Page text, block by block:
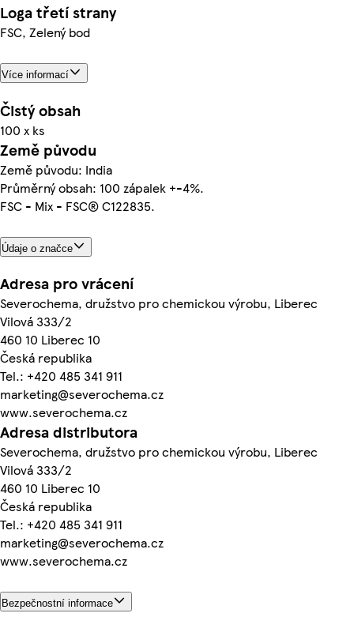
Loga třetí strany
FSC, Zelený bod
Více informací
Čistý obsah
100 x ks
Země původu
Země původu: India
Průměrný obsah: 100 zápalek +-4%.
FSC - Mix - FSC® C122835.
Údaje o značce
Adresa pro vrácení
Severochema, družstvo pro chemickou výrobu, Liberec
Vilová 333/2
460 10 Liberec 10
Česká republika
Tel.: +420 485 341 911
marketing@severochema.cz
www.severochema.cz
Adresa distributora
Severochema, družstvo pro chemickou výrobu, Liberec
Vilová 333/2
460 10 Liberec 10
Česká republika
Tel.: +420 485 341 911
marketing@severochema.cz
www.severochema.cz
Bezpečnostní informace